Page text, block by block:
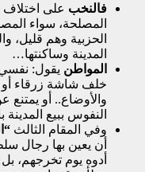
فالنخب على اختلاف
المصلحة، سواء
الحزبية وهم قليل،
المدينة وساكنتها…
المواطن يقول:
خلف شاشة زرقاء
والأوضاع.. أو
النفوس ببيع
وفي المقام الثالث
أن يعين بها رجال
أدوه يوم تخرجهم،